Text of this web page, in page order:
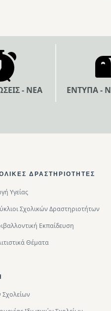
- ΝΕΑ ΕΝΤΥΠΑ -
ΔΡΑΣΤΗΡΙΌΤΗΤΕΣ
Υγείας
Σχολικών Δραστηριοτήτων
Eκπαίδευση
Θέματα
Σχολείων